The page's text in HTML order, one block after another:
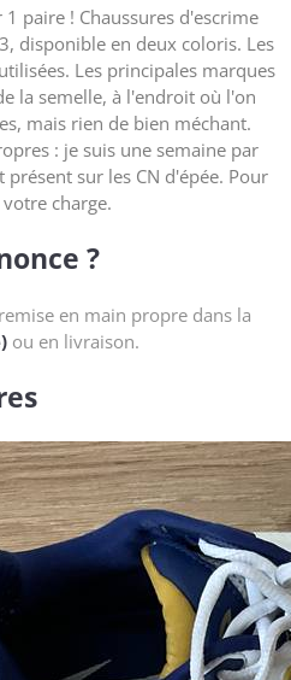
paire ! Chaussures d'escrime
disponible en deux coloris. Les
Les principales marques
la semelle, à l'endroit où l'on
mais rien de bien méchant.
: je suis une semaine par
sur les CN d'épée. Pour
charge.
?
en main propre dans la
ou en livraison.